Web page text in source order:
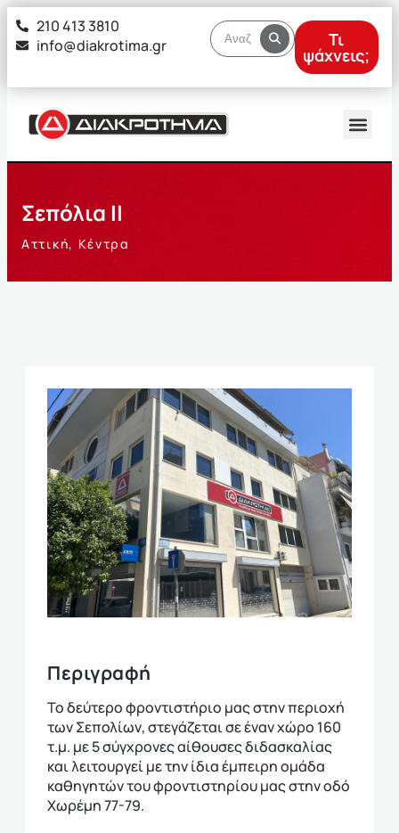
στο
περιεχόμενο
210 413 3810
info@diakrotima.gr
Τι
ψάχνεις;
Σεπόλια ΙΙ
Αττική, Κέντρα
Περιγραφή
Το δεύτερο φροντιστήριο μας στην περιοχή
των Σεπολίων, στεγάζεται σε έναν χώρο 160
τ.μ. με 5 σύγχρονες αίθουσες διδασκαλίας
και λειτουργεί με την ίδια έμπειρη ομάδα
καθηγητών του φροντιστηρίου μας στην οδό
Χωρέμη 77-79.